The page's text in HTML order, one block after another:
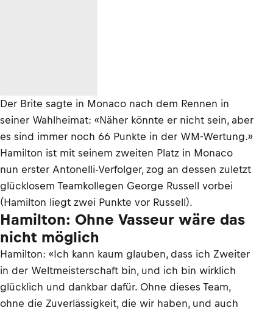
Der Brite sagte in Monaco nach dem Rennen in
seiner Wahlheimat: «Näher könnte er nicht sein, aber
es sind immer noch 66 Punkte in der WM-Wertung.»
Hamilton ist mit seinem zweiten Platz in Monaco
nun erster Antonelli-Verfolger, zog an dessen zuletzt
glücklosem Teamkollegen George Russell vorbei
(Hamilton liegt zwei Punkte vor Russell).
Hamilton: Ohne Vasseur wäre das
nicht möglich
Hamilton: «Ich kann kaum glauben, dass ich Zweiter
in der Weltmeisterschaft bin, und ich bin wirklich
glücklich und dankbar dafür. Ohne dieses Team,
ohne die Zuverlässigkeit, die wir haben, und auch